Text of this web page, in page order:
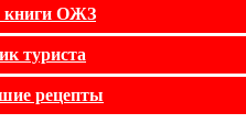
книги ОЖЗ
туриста
рецепты